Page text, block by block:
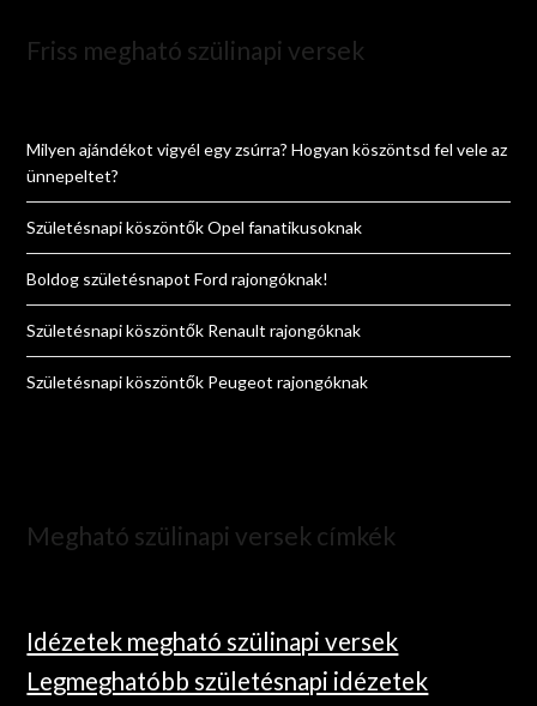
Friss megható szülinapi versek
Milyen ajándékot vigyél egy zsúrra? Hogyan köszöntsd fel vele az
ünnepeltet?
Születésnapi köszöntők Opel fanatikusoknak
Boldog születésnapot Ford rajongóknak!
Születésnapi köszöntők Renault rajongóknak
Születésnapi köszöntők Peugeot rajongóknak
Megható szülinapi versek címkék
Idézetek megható szülinapi versek
Legmeghatóbb születésnapi idézetek